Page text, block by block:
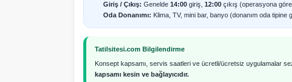
Giriş / Çıkış: Genelde 14:00 giriş, 12:00 çıkış (operasyona
Oda Donanımı: Klima, TV, mini bar, banyo (donanım oda tipine
Tatilsitesi.com Bilgilendirme
Konsept kapsamı, servis saatleri ve ücretli/ücretsiz uygulamalar
kapsamı kesin ve bağlayıcıdır.